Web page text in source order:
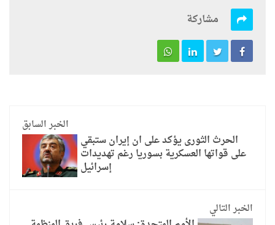
مشاركة
الخبر السابق
الحرث الثورى يؤكد على ان إيران ستبقي
على قواتها العسكرية بسوريا رغم تهديدات
إسرائيل
الخبر التالي